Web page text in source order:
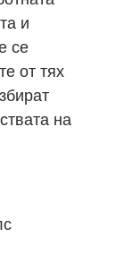
и
се
от тях
на